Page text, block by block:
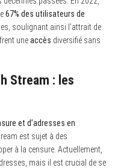
67% des utilisateurs de
soulignant ainsi l’attrait de
uneaccès diversifié sans
Stream : les
et d’adresses en
est sujet à des
à la censure. Actuellement,
mais il est crucial de se